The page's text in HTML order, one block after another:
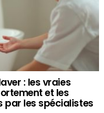
: les vraies
et les
par les spécialistes